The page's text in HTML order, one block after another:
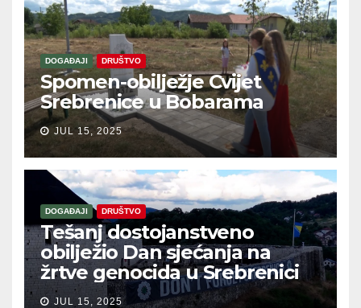
DOGAĐAJI DRUŠTVO
Spomen-obilježje Cvijet
Srebrenice u Bobarama
JUL 15, 2025
DOGAĐAJI DRUŠTVO
Tešanj dostojanstveno
obilježio Dan sjećanja na
žrtve genocida u Srebrenici
JUL 15, 2025